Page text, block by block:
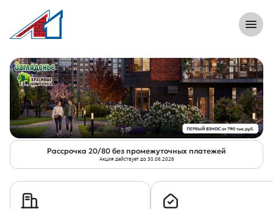
Акция «Рассрочка 20/80 без
Рассрочка 20/80 без промежуточных платежей
Акция действует до 30.06.2026